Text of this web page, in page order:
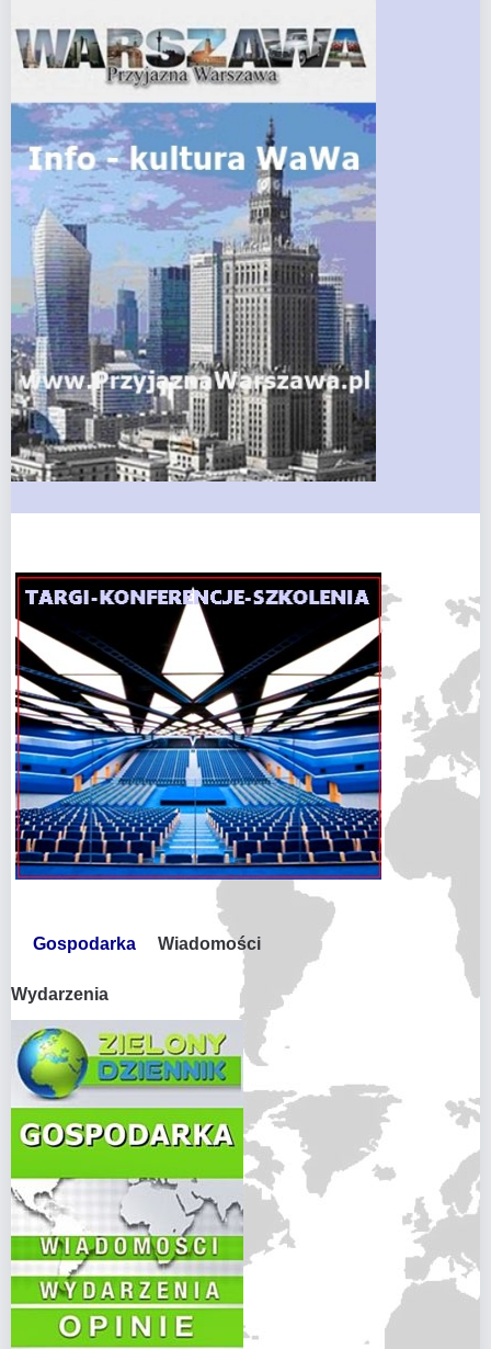
Gospodarka Wiadomości
Wydarzenia